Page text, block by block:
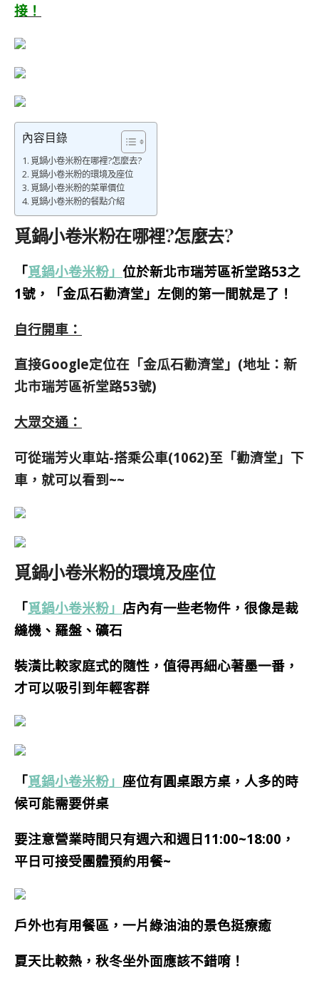
接！
內容目錄
覓鍋小卷米粉在哪裡?怎麼去?
覓鍋小卷米粉的環境及座位
覓鍋小卷米粉的菜單價位
覓鍋小卷米粉的餐點介紹
覓鍋小卷米粉在哪裡?怎麼去?
「覓鍋小卷米粉」 位於新北市瑞芳區祈堂路53之
1號，
「金瓜石勸濟堂」左側的第一間就是了！
自行開車：
直接Google定位在「金瓜石勸濟堂」 (地址：新
北市瑞芳區祈堂路53號)
大眾交通：
可從瑞芳火車站-搭乘公車(1062)至「勸濟堂」下
車，就可以看到~~
覓鍋小卷米粉的環境及座位
「覓鍋小卷米粉」 店內有一些老物件，很像是裁
縫機、羅盤、礦石
裝潢比較家庭式的隨性，值得再細心著墨一番，
才可以吸引到年輕客群
「覓鍋小卷米粉」 座位有圓桌跟方桌，人多的時
候可能需要併桌
要注意營業時間只有週六和週日11:00~18:00，
平日可接受團體預約用餐~
戶外也有用餐區，一片綠油油的景色挺療癒
夏天比較熱，秋冬坐外面應該不錯唷！